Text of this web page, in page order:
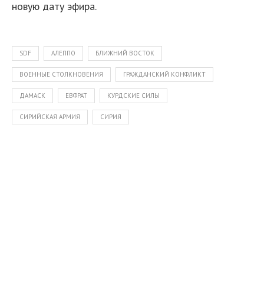
новую дату эфира.
SDF АЛЕППО БЛИЖНИЙ ВОСТОК
ВОЕННЫЕ СТОЛКНОВЕНИЯ ГРАЖДАНСКИЙ КОНФЛИКТ
ДАМАСК ЕВФРАТ КУРДСКИЕ СИЛЫ
СИРИЙСКАЯ АРМИЯ СИРИЯ